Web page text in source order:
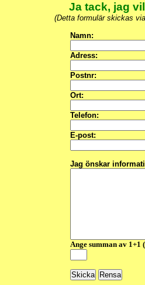
Ja tack, jag
(Detta formulär skickas
Namn:
Adress:
Postnr:
Ort:
Telefon:
E-post:
Jag önskar
Ange summan av 1+1